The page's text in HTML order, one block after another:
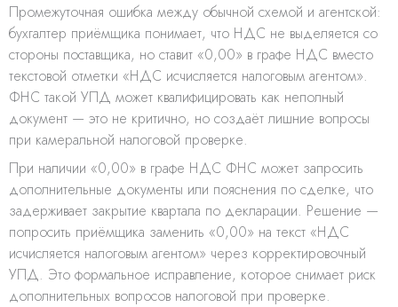
Промежуточная ошибка между обычной схемой и агентской:
бухгалтер приёмщика понимает, что НДС не выделяется со
стороны поставщика, но ставит «0,00» в графе НДС вместо
текстовой отметки «НДС исчисляется налоговым агентом».
ФНС такой УПД может квалифицировать как неполный
документ — это не критично, но создаёт лишние вопросы
при камеральной налоговой проверке.
При наличии «0,00» в графе НДС ФНС может запросить
дополнительные документы или пояснения по сделке, что
задерживает закрытие квартала по декларации. Решение —
попросить приёмщика заменить «0,00» на текст «НДС
исчисляется налоговым агентом» через корректировочный
УПД. Это формальное исправление, которое снимает риск
дополнительных вопросов налоговой при проверке.